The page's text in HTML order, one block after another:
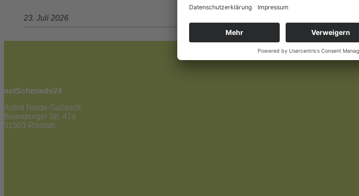
23. Juli 2026
netSchmiede24
Astrid Nolde-Gallasch
Beienburger Str. 47a
51503 Rösrath